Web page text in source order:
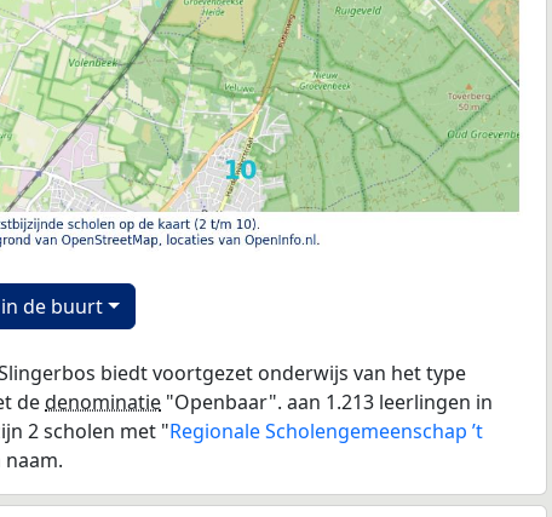
de buurt
biedt voortgezet onderwijs van het type
dedenominatie "Openbaar". aan 1.213 leerlingen in
2 scholen met "Regionale Scholengemeenschap ’t